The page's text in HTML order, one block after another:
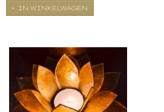
IN WINKELWAGEN